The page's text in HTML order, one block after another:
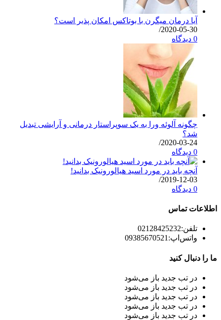
آیا درمان میگرن با بوتاکس امکان پذیر است؟
2020-05-30
/
0 دیدگاه
چگونه آلوئه ورا به یک سوپراستار درمانی و آرایشی تبدیل
شد؟
2020-03-24
/
0 دیدگاه
آنچه باید در مورد اسید هیالورونیک بدانید!
2019-12-03
/
0 دیدگاه
اطلاعات تماس
تلفن:02128425232
واتس‌اپ: 09385670521
ما را دنبال کنید
در تب جدید باز می‌شود
در تب جدید باز می‌شود
در تب جدید باز می‌شود
در تب جدید باز می‌شود
در تب جدید باز می‌شود